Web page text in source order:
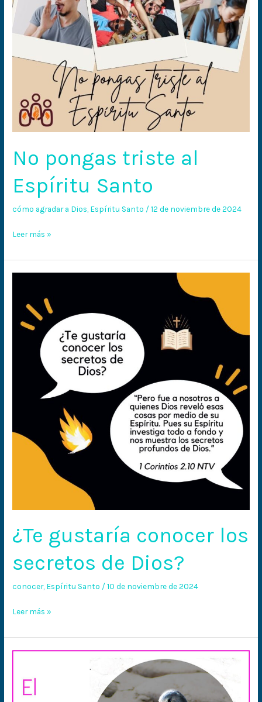
No pongas triste al
Espíritu Santo
cómo agradar a Dios, Espíritu Santo /12 de noviembre de 2024
Leer más »
¿Te gustaría conocer los
secretos de Dios?
conocer, Espíritu Santo /10 de noviembre de 2024
conocer
los
secretos
Leer más »
Santo